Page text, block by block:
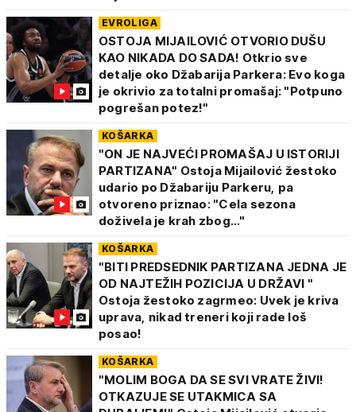
EVROLIGA
OSTOJA MIJAILOVIĆ OTVORIO DUŠU
KAO NIKADA DO SADA! Otkrio sve
detalje oko Džabarija Parkera: Evo koga
je okrivio za totalni promašaj: "Potpuno
pogrešan potez!"
KOŠARKA
"ON JE NAJVEĆI PROMAŠAJ U ISTORIJI
PARTIZANA" Ostoja Mijailović žestoko
udario po Džabariju Parkeru, pa
otvoreno priznao: "Cela sezona
doživela je krah zbog..."
KOŠARKA
"BITI PREDSEDNIK PARTIZANA JEDNA JE
OD NAJTEŽIH POZICIJA U DRŽAVI "
Ostoja žestoko zagrmeo: Uvek je kriva
uprava, nikad treneri koji rade loš
posao!
KOŠARKA
"MOLIM BOGA DA SE SVI VRATE ŽIVI!
OTKAZUJE SE UTAKMICA SA